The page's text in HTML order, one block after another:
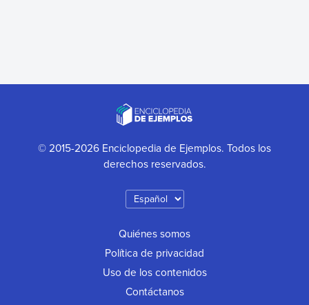
© 2015-2026 Enciclopedia de Ejemplos. Todos los
derechos reservados.
Quiénes somos
Política de privacidad
Uso de los contenidos
Contáctanos